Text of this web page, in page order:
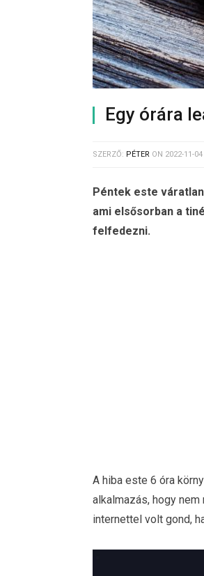
Egy órára
SZERZŐ: PÉTER ON 2022-11-04
Péntek este
ami elsősorban a
felfedezni.
A hiba este 6 óra
alkalmazás, hogy
internettel volt gond,